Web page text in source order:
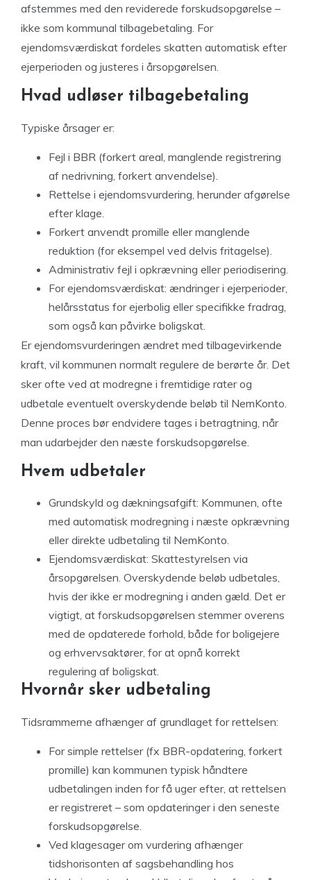
afstemmes med den reviderede forskudsopgørelse –
ikke som kommunal tilbagebetaling. For
ejendomsværdiskat fordeles skatten automatisk efter
ejerperioden og justeres i årsopgørelsen.
Hvad udløser tilbagebetaling
Typiske årsager er:
Fejl i BBR (forkert areal, manglende registrering
af nedrivning, forkert anvendelse).
Rettelse i ejendomsvurdering, herunder afgørelse
efter klage.
Forkert anvendt promille eller manglende
reduktion (for eksempel ved delvis fritagelse).
Administrativ fejl i opkrævning eller periodisering.
For ejendomsværdiskat: ændringer i ejerperioder,
helårsstatus for ejerbolig eller specifikke fradrag,
som også kan påvirke boligskat.
Er ejendomsvurderingen ændret med tilbagevirkende
kraft, vil kommunen normalt regulere de berørte år. Det
sker ofte ved at modregne i fremtidige rater og
udbetale eventuelt overskydende beløb til NemKonto.
Denne proces bør endvidere tages i betragtning, når
man udarbejder den næste forskudsopgørelse.
Hvem udbetaler
Grundskyld og dækningsafgift: Kommunen, ofte
med automatisk modregning i næste opkrævning
eller direkte udbetaling til NemKonto.
Ejendomsværdiskat: Skattestyrelsen via
årsopgørelsen. Overskydende beløb udbetales,
hvis der ikke er modregning i anden gæld. Det er
vigtigt, at forskudsopgørelsen stemmer overens
med de opdaterede forhold, både for boligejere
og erhvervsaktører, for at opnå korrekt
regulering af boligskat.
Hvornår sker udbetaling
Tidsrammerne afhænger af grundlaget for rettelsen:
For simple rettelser (fx BBR-opdatering, forkert
promille) kan kommunen typisk håndtere
udbetalingen inden for få uger efter, at rettelsen
er registreret – som opdateringer i den seneste
forskudsopgørelse.
Ved klagesager om vurdering afhænger
tidshorisonten af sagsbehandling hos